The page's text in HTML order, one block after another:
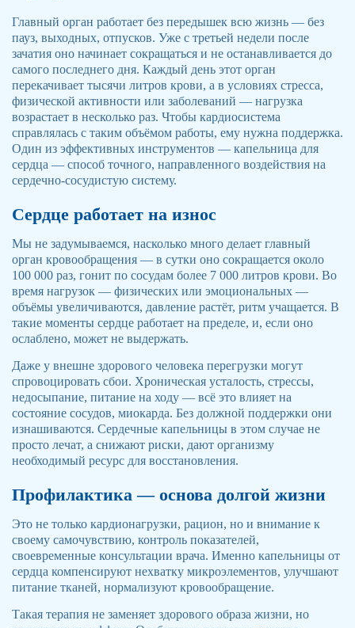
Главный орган работает без передышек всю жизнь — без
пауз, выходных, отпусков. Уже с третьей недели после
зачатия оно начинает сокращаться и не останавливается до
самого последнего дня. Каждый день этот орган
перекачивает тысячи литров крови, а в условиях стресса,
физической активности или заболеваний — нагрузка
возрастает в несколько раз. Чтобы кардиосистема
справлялась с таким объёмом работы, ему нужна поддержка.
Один из эффективных инструментов — капельница для
сердца — способ точного, направленного воздействия на
сердечно-сосудистую систему.
Сердце работает на износ
Мы не задумываемся, насколько много делает главный
орган кровообращения — в сутки оно сокращается около
100 000 раз, гонит по сосудам более 7 000 литров крови. Во
время нагрузок — физических или эмоциональных —
объёмы увеличиваются, давление растёт, ритм учащается. В
такие моменты сердце работает на пределе, и, если оно
ослаблено, может не выдержать.
Даже у внешне здорового человека перегрузки могут
спровоцировать сбои. Хроническая усталость, стрессы,
недосыпание, питание на ходу — всё это влияет на
состояние сосудов, миокарда. Без должной поддержки они
изнашиваются. Сердечные капельницы в этом случае не
просто лечат, а снижают риски, дают организму
необходимый ресурс для восстановления.
Профилактика — основа долгой жизни
Это не только кардионагрузки, рацион, но и внимание к
своему самочувствию, контроль показателей,
своевременные консультации врача. Именно капельницы от
сердца компенсируют нехватку микроэлементов, улучшают
питание тканей, нормализуют кровообращение.
Такая терапия не заменяет здорового образа жизни, но